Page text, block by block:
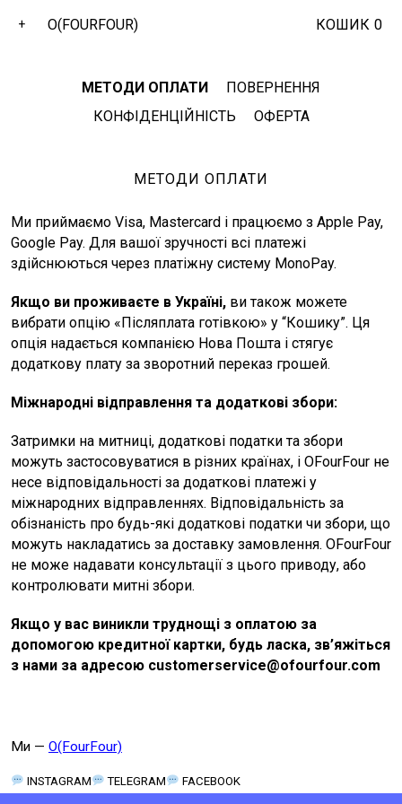
+ O(FOURFOUR) КОШИК 0
МЕТОДИ ОПЛАТИ
ПОВЕРНЕННЯ
КОНФІДЕНЦІЙНІСТЬ
ОФЕРТА
МЕТОДИ ОПЛАТИ
Ми приймаємо Visa, Mastercard і працюємо з Apple Pay,
Google Pay. Для вашої зручності всі платежі
здійснюються через платіжну систему MonoPay.
Якщо ви проживаєте в Україні, ви також можете
вибрати опцію «Післяплата готівкою» у “Кошику”. Ця
опція надається компанією Нова Пошта і стягує
додаткову плату за зворотний переказ грошей.
Міжнародні відправлення та додаткові збори:
Затримки на митниці, додаткові податки та збори
можуть застосовуватися в різних країнах, і OFourFour не
несе відповідальності за додаткові платежі у
міжнародних відправленнях. Відповідальність за
обізнаність про будь-які додаткові податки чи збори, що
можуть накладатись за доставку замовлення. OFourFour
не може надавати консультації з цього приводу, або
контролювати митні збори.
Якщо у вас виникли труднощі з оплатою за
допомогою кредитної картки, будь ласка, зв’яжіться
з нами за адресою customerservice@ofourfour.com
Ми — O(FourFour)
INSTAGRAM TELEGRAM FACEBOOK